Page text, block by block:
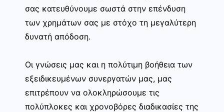
σας κατευθύνουμε σωστά στην επένδυση
των χρημάτων σας με στόχο τη μεγαλύτερη
δυνατή απόδοση.
Οι γνώσεις μας και η πολύτιμη βοήθεια των
εξειδικευμένων συνεργατών μας, μας
επιτρέπουν να ολοκληρώσουμε τις
πολύπλοκες και χρονοβόρες διαδικασίες της